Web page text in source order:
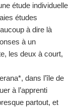
étude individuelle
études
à dire là
à un
les deux à court,
dans l’île de
à l’apprenti
partout, et